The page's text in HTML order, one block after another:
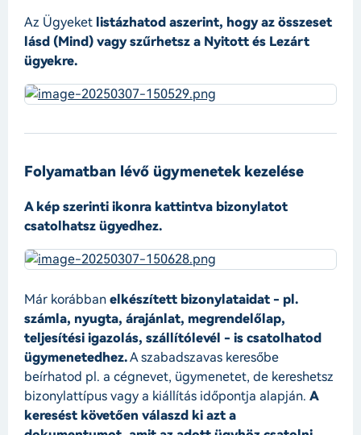
Az Ügyeket listázhatod aszerint, hogy az összeset
lásd (Mind) vagy szűrhetsz a Nyitott és Lezárt
ügyekre.
Folyamatban lévő ügymenetek kezelése
A kép szerinti ikonra kattintva bizonylatot
csatolhatsz ügyedhez.
Már korábban elkészített bizonylataidat - pl.
számla, nyugta, árajánlat, megrendelőlap,
teljesítési igazolás, szállítólevél - is csatolhatod
ügymenetedhez.A szabadszavas keresőbe
beírhatod pl. a cégnevet, ügymenetet, de kereshetsz
bizonylattípus vagy a kiállítás időpontja alapján. A
keresést követően válaszd ki azt a